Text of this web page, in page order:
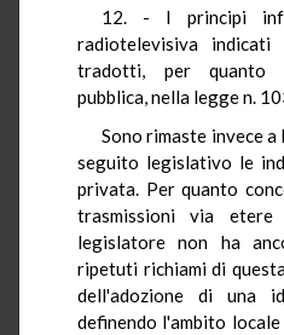
12. - I principi
radiotelevisiva
tradotti, per quanto
pubblica, nella legge n.
Sono rimaste invece
seguito legislativo le
privata. Per quanto
trasmissioni via
legislatore non ha
ripetuti richiami di
dell'adozione di una
definendo l'ambito